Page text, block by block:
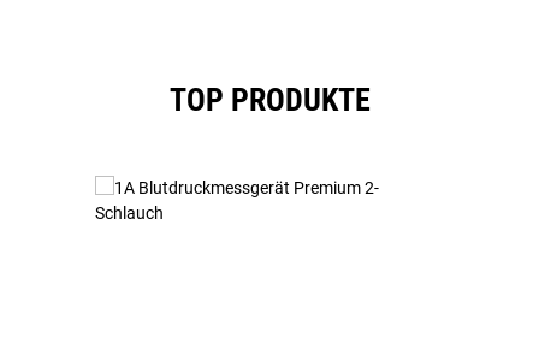
TOP PRODUKTE